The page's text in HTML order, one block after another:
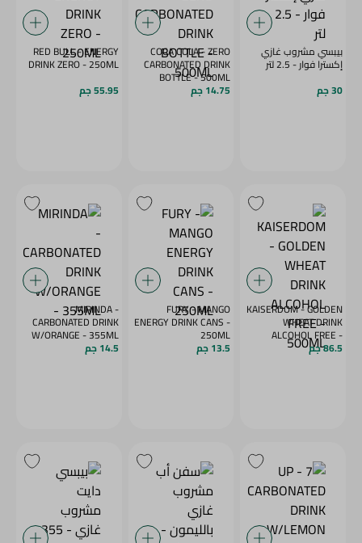
بيبسي مشروب غازي
إكسترا فوار - 2.5 لتر
30 جم
COCA COLA - ZERO
CARBONATED DRINK
BOTTLE - 500ML
14.75 جم
RED BULL - ENERGY
DRINK ZERO - 250ML
55.95 جم
KAISERDOM - GOLDEN
WHEAT DRINK
ALCOHOL FREE -
500ML
86.5 جم
FURY - MANGO
ENERGY DRINK CANS -
250ML
13.5 جم
MIRINDA -
CARBONATED DRINK
W/ORANGE - 355ML
14.5 جم